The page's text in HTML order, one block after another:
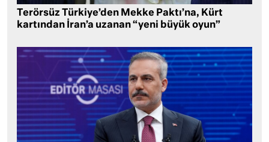
Terörsüz Türkiye’den Mekke Paktı’na, Kürt
kartından İran’a uzanan “yeni büyük oyun”